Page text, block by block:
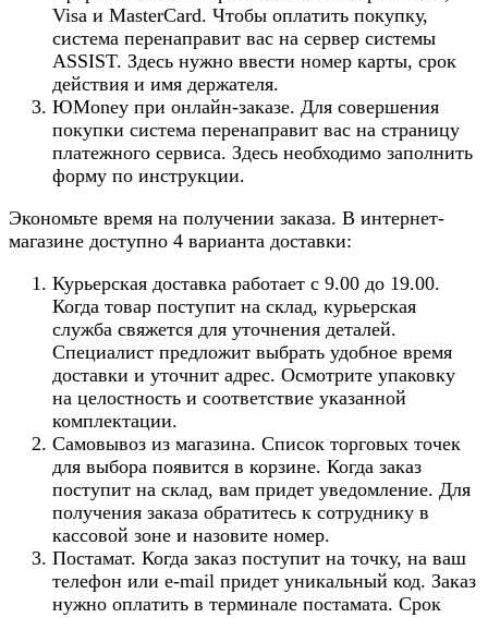
Visa и MasterCard. Чтобы оплатить покупку,
система перенаправит вас на сервер системы
ASSIST. Здесь нужно ввести номер карты, срок
действия и имя держателя.
ЮMoney при онлайн-заказе. Для совершения
покупки система перенаправит вас на страницу
платежного сервиса. Здесь необходимо заполнить
форму по инструкции.
Экономьте время на получении заказа. В интернет-
магазине доступно 4 варианта доставки:
Курьерская доставка работает с 9.00 до 19.00.
Когда товар поступит на склад, курьерская
служба свяжется для уточнения деталей.
Специалист предложит выбрать удобное время
доставки и уточнит адрес. Осмотрите упаковку
на целостность и соответствие указанной
комплектации.
Самовывоз из магазина. Список торговых точек
для выбора появится в корзине. Когда заказ
поступит на склад, вам придет уведомление. Для
получения заказа обратитесь к сотруднику в
кассовой зоне и назовите номер.
Постамат. Когда заказ поступит на точку, на ваш
телефон или e-mail придет уникальный код. Заказ
нужно оплатить в терминале постамата. Срок